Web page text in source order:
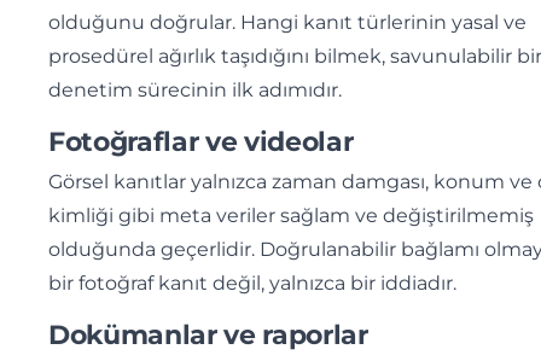
olduğunu doğrular. Hangi kanıt türlerinin yasal ve
prosedürel ağırlık taşıdığını bilmek, savunulabilir bir
denetim sürecinin ilk adımıdır.
Fotoğraflar ve videolar
Görsel kanıtlar yalnızca zaman damgası, konum ve
kimliği gibi meta veriler sağlam ve değiştirilmemiş
olduğunda geçerlidir. Doğrulanabilir bağlamı
bir fotoğraf kanıt değil, yalnızca bir iddiadır.
Dokümanlar ve raporlar